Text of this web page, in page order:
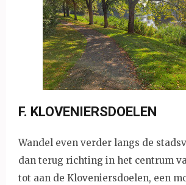
F. KLOVENIERSDOELEN
Wandel even verder langs de
dan terug richting in het centrum
tot aan de Kloveniersdoelen, een